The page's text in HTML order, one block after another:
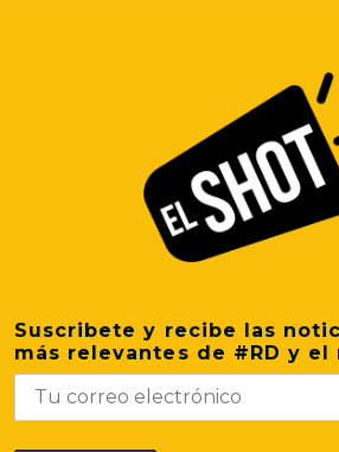
Suscribete y recibe las
más relevantes de #RD y el